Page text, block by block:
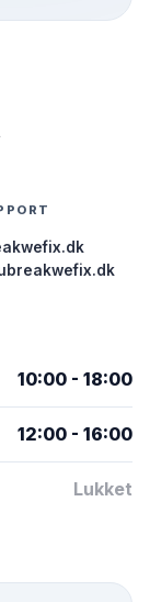
10:00 - 18:00
12:00 - 16:00
Lukket